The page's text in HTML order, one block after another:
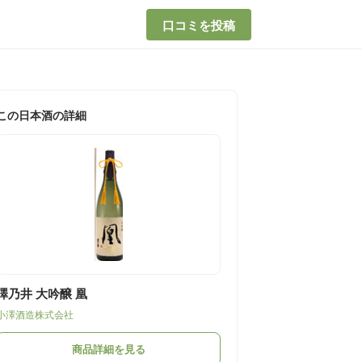
口コミを投稿
の日本酒の詳細
乃井 大吟醸 凰
澤酒造株式会社
商品詳細を見る